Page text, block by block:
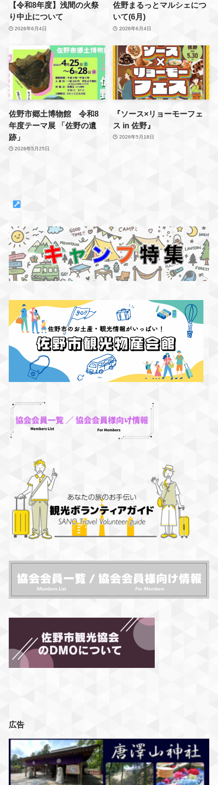
【令和8年度】浅間の火祭
り中止について
2026年6月4日
佐野まるっとマルシェにつ
いて(6月)
2026年6月4日
佐野市郷土博物館 令和8
年度テーマ展 「佐野の遺
跡」
2026年5月25日
『ソース×リョーモーフェ
ス in 佐野』
2026年5月18日